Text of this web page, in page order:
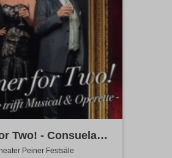
Two! - Consuela
Thomas
Peiner Festsäle